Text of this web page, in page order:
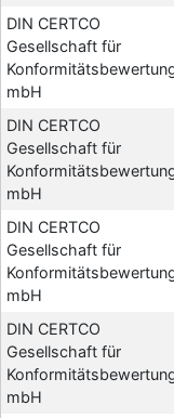
DIN CERTCO
Gesellschaft für
mbH
DIN CERTCO
Gesellschaft für
mbH
DIN CERTCO
Gesellschaft für
mbH
DIN CERTCO
Gesellschaft für
mbH